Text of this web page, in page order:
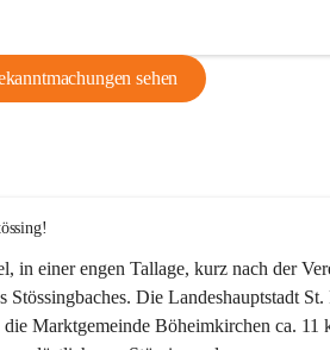
sehen
in einer engen Tallage, kurz nach der
Stössingbaches. Die Landeshauptstadt
Marktgemeinde Böheimkirchen ca.